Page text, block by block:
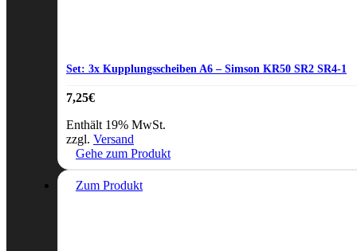
Set: 3x Kupplungsscheiben A6 – Simson KR50 SR2 SR4-1
7,25€
Enthält 19% MwSt.
zzgl. Versand
Gehe zum Produkt
Zum Produkt